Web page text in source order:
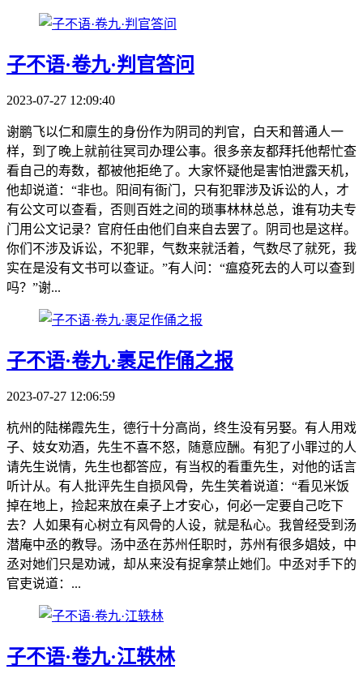
子不语·卷九·判官答问
2023-07-27 12:09:40
谢鹏飞以仁和廪生的身份作为阴司的判官，白天和普通人一
样，到了晚上就前往冥司办理公事。很多亲友都拜托他帮忙查
看自己的寿数，都被他拒绝了。大家怀疑他是害怕泄露天机，
他却说道：“非也。阳间有衙门，只有犯罪涉及诉讼的人，才
有公文可以查看，否则百姓之间的琐事林林总总，谁有功夫专
门用公文记录？官府任由他们自来自去罢了。阴司也是这样。
你们不涉及诉讼，不犯罪，气数来就活着，气数尽了就死，我
实在是没有文书可以查证。”有人问：“瘟疫死去的人可以查到
吗？”谢...
子不语·卷九·裹足作俑之报
2023-07-27 12:06:59
杭州的陆梯霞先生，德行十分高尚，终生没有另娶。有人用戏
子、妓女劝酒，先生不喜不怒，随意应酬。有犯了小罪过的人
请先生说情，先生也都答应，有当权的看重先生，对他的话言
听计从。有人批评先生自损风骨，先生笑着说道：“看见米饭
掉在地上，捡起来放在桌子上才安心，何必一定要自己吃下
去？人如果有心树立有风骨的人设，就是私心。我曾经受到汤
潜庵中丞的教导。汤中丞在苏州任职时，苏州有很多娼妓，中
丞对她们只是劝诫，却从来没有捉拿禁止她们。中丞对手下的
官吏说道：...
子不语·卷九·江轶林